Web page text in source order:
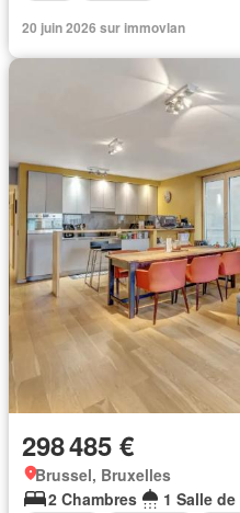
20 juin 2026 sur immovlan
298 485 €
Brussel, Bruxelles
2 Chambres
1 Salle